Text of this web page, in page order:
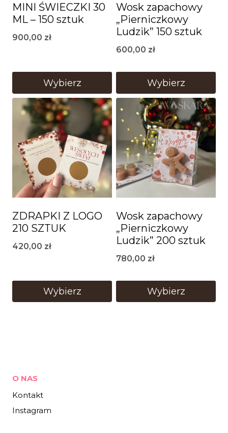
MINI ŚWIECZKI 30
ML – 150 sztuk
900,00 zł
Wybierz
Wosk zapachowy
„Pierniczkowy
Ludzik” 150 sztuk
600,00 zł
Wybierz
ZDRAPKI Z LOGO
210 SZTUK
420,00 zł
Wybierz
Wosk zapachowy
„Pierniczkowy
Ludzik” 200 sztuk
780,00 zł
Wybierz
O NAS
Kontakt
Instagram